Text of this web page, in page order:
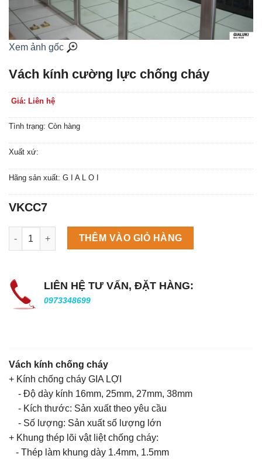
Xem ảnh gốc
Vách kính cường lực chống cháy
Giá: Liên hệ
Tình trạng: Còn hàng
Xuất xứ:
Hãng sản xuất: G I A L O I
VKCC7
Máy làm đá viên Scotsman NW458AS số lượng
THÊM VÀO GIỎ HÀNG
LIÊN HỆ TƯ VẤN, ĐẶT HÀNG:
0973348699
Vách kính chống cháy
+ Kính chống cháy GIA LỢI
- Độ dày kính 16mm, 25mm, 27mm, 38mm
- Kích thước: Sản xuất theo yêu cầu
- Số lượng: Sản xuất số lượng lớn
+ Khung thép lõi vật liệt chống cháy:
- Thép làm khung dày 1.4mm, 1.5mm